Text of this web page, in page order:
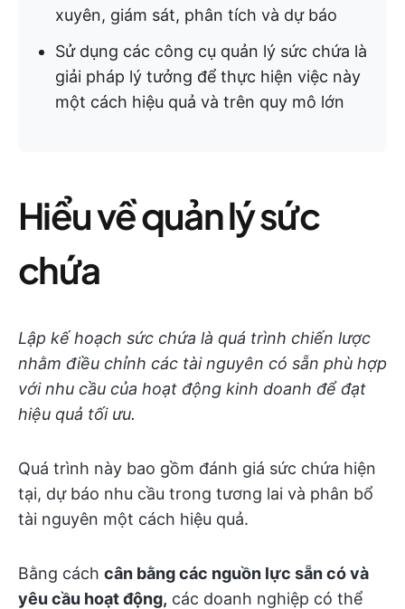
xuyên, giám sát, phân tích và dự báo
Sử dụng các công cụ quản lý sức chứa là
giải pháp lý tưởng để thực hiện việc này
một cách hiệu quả và trên quy mô lớn
Hiểu về quản lý sức
chứa
Lập kế hoạch sức chứa là quá trình chiến lược
nhằm điều chỉnh các tài nguyên có sẵn phù hợp
với nhu cầu của hoạt động kinh doanh để đạt
hiệu quả tối ưu.
Quá trình này bao gồm đánh giá sức chứa hiện
tại, dự báo nhu cầu trong tương lai và phân bổ
tài nguyên một cách hiệu quả.
Bằng cách cân bằng các nguồn lực sẵn có và
yêu cầu hoạt động, các doanh nghiệp có thể